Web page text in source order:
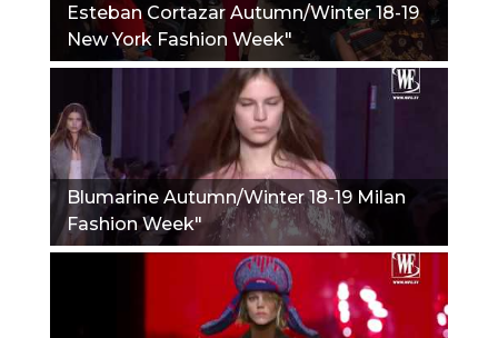
Esteban Cortazar Autumn/Winter 18-19
New York Fashion Week"
Blumarine Autumn/Winter 18-19 Milan
Fashion Week"